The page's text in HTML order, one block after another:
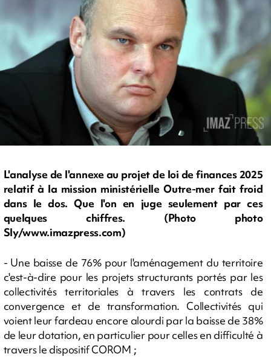
L'analyse de l'annexe au projet de loi de finances 2025
relatif à la mission ministérielle Outre-mer fait froid
dans le dos. Que l'on en juge seulement par ces
quelques chiffres. (Photo photo
Sly/www.imazpress.com)
- Une baisse de 76% pour l'aménagement du territoire
c'est-à-dire pour les projets structurants portés par les
collectivités territoriales à travers les contrats de
convergence et de transformation. Collectivités qui
voient leur fardeau encore alourdi par la baisse de 38%
de leur dotation, en particulier pour celles en difficulté à
travers le dispositif COROM ;